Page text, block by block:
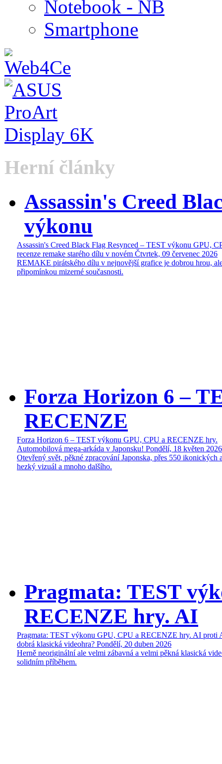
Notebook - NB
Smartphone
Herní články
Assassin's Creed
výkonu
Assassin's Creed Black Flag Resynced – TEST výkonu GPU,
recenze remake starého dílu v novém Čtvrtek, 09 červenec 2026
REMAKE pirátského dílu v nejnovější grafice je dobrou hrou,
připomínkou mizerné současnosti.
Forza Horizon 6 –
RECENZE
Forza Horizon 6 – TEST výkonu GPU, CPU a RECENZE hry.
Automobilová mega-arkáda v Japonsku! Pondělí, 18 květen 2026
Otevřený svět, pěkné zpracování Japonska, přes 550 ikonických
hezký vizuál a mnoho dalšího.
Pragmata: TEST
RECENZE hry. AI
Pragmata: TEST výkonu GPU, CPU a RECENZE hry. AI proti
dobrá klasická videohra? Pondělí, 20 duben 2026
Herně neoriginální ale velmi zábavná a velmi pěkná klasická
solidním příběhem.